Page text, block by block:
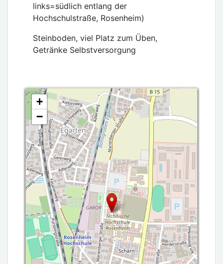
links=südlich entlang der
Hochschulstraße, Rosenheim)
Steinboden, viel Platz zum Üben,
Getränke Selbstversorgung
+
−